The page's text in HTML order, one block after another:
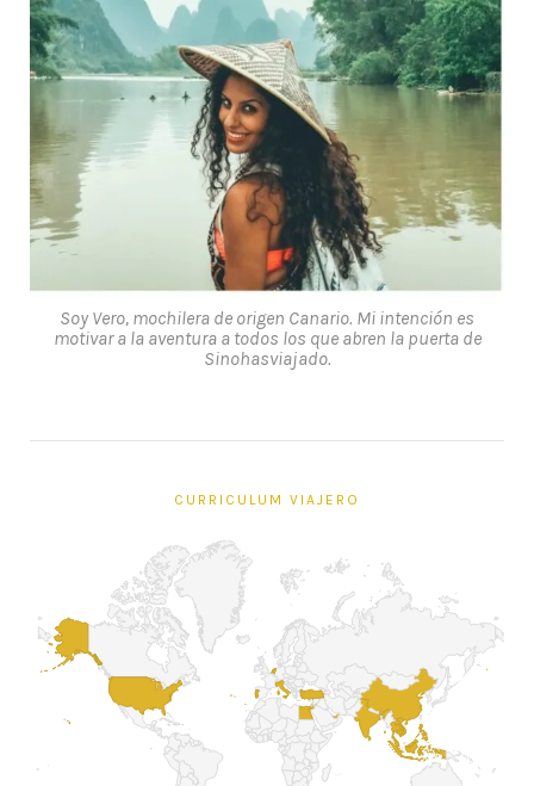
Soy Vero, mochilera de origen Canario. Mi intención es
motivar a la aventura a todos los que abren la puerta de
Sinohasviajado.
CURRICULUM VIAJERO